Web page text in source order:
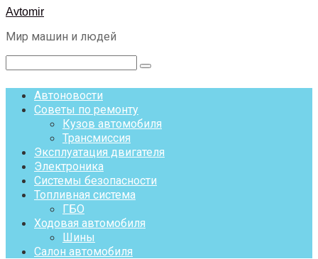
Перейти
контенту
Avtomir
Мир машин и людей
Поиск:
Автоновости
Советы по ремонту
Кузов автомобиля
Трансмиссия
Эксплуатация двигателя
Электроника
Системы безопасности
Топливная система
ГБО
Ходовая автомобиля
Шины
Салон автомобиля